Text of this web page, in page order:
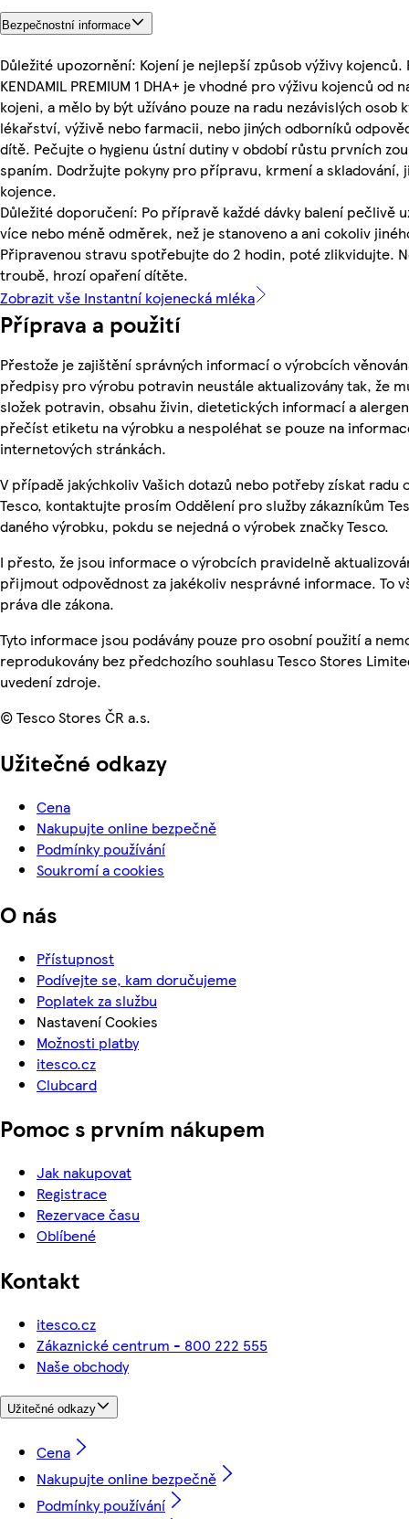
Bezpečnostní informace
Důležité upozornění: Kojení je nejlepší způsob výživy
KENDAMIL PREMIUM 1 DHA+ je vhodné pro výživu kojenců
kojeni, a mělo by být užíváno pouze na radu nezávislých osob
lékařství, výživě nebo farmacii, nebo jiných odborníků
dítě. Pečujte o hygienu ústní dutiny v období růstu prvních
spaním. Dodržujte pokyny pro přípravu, krmení a skladování,
kojence.
Důležité doporučení: Po přípravě každé dávky balení pečlivě
více nebo méně odměrek, než je stanoveno a ani cokoliv
Připravenou stravu spotřebujte do 2 hodin, poté zlikvidujte.
troubě, hrozí opaření dítěte.
Zobrazit vše Instantní kojenecká mléka
Příprava a použití
Přestože je zajištění správných informací o výrobcích
předpisy pro výrobu potravin neustále aktualizovány tak, že
složek potravin, obsahu živin, dietetických informací a
přečíst etiketu na výrobku a nespoléhat se pouze na
internetových stránkách.
V případě jakýchkoliv Vašich dotazů nebo potřeby získat radu
Tesco, kontaktujte prosím Oddělení pro služby zákazníkům
daného výrobku, pokdu se nejedná o výrobek značky Tesco.
I přesto, že jsou informace o výrobcích pravidelně
přijmout odpovědnost za jakékoliv nesprávné informace. To
práva dle zákona.
Tyto informace jsou podávány pouze pro osobní použití a
reprodukovány bez předchozího souhlasu Tesco Stores
uvedení zdroje.
© Tesco Stores ČR a.s.
Užitečné odkazy
Cena
Nakupujte online bezpečně
Podmínky používání
Soukromí a cookies
O nás
Přístupnost
Podívejte se, kam doručujeme
Poplatek za službu
Nastavení Cookies
Možnosti platby
itesco.cz
Clubcard
Pomoc s prvním nákupem
Jak nakupovat
Registrace
Rezervace času
Oblíbené
Kontakt
itesco.cz
Zákaznické centrum - 800 222 555
Naše obchody
Užitečné odkazy
Cena
Nakupujte online bezpečně
Podmínky používání